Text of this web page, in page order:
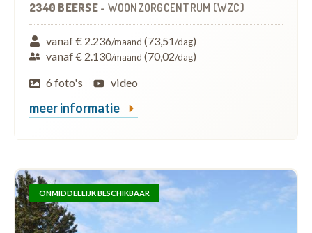
2340 BEERSE - WOONZORGCENTRUM (WZC)
vanaf € 2.236/maand (73,51/dag)
vanaf € 2.130/maand (70,02/dag)
6 foto's
video
meer informatie
ONMIDDELLIJK BESCHIKBAAR